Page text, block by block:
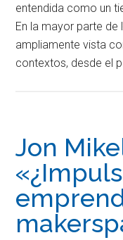
entendida como un
En la mayor parte
ampliamente vista
contextos, desde el
Jon